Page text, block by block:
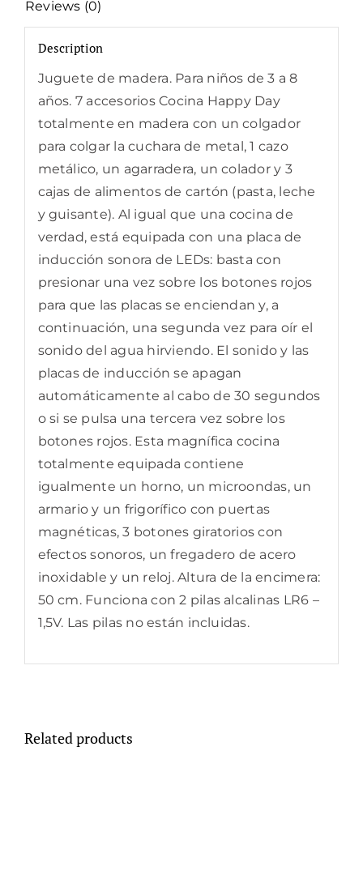
Reviews (0)
Description
Juguete de madera. Para niños de 3 a 8
años. 7 accesorios Cocina Happy Day
totalmente en madera con un colgador
para colgar la cuchara de metal, 1 cazo
metálico, un agarradera, un colador y 3
cajas de alimentos de cartón (pasta, leche
y guisante). Al igual que una cocina de
verdad, está equipada con una placa de
inducción sonora de LEDs: basta con
presionar una vez sobre los botones rojos
para que las placas se enciendan y, a
continuación, una segunda vez para oír el
sonido del agua hirviendo. El sonido y las
placas de inducción se apagan
automáticamente al cabo de 30 segundos
o si se pulsa una tercera vez sobre los
botones rojos. Esta magnífica cocina
totalmente equipada contiene
igualmente un horno, un microondas, un
armario y un frigorífico con puertas
magnéticas, 3 botones giratorios con
efectos sonoros, un fregadero de acero
inoxidable y un reloj. Altura de la encimera:
50 cm. Funciona con 2 pilas alcalinas LR6 –
1,5V. Las pilas no están incluidas.
Related products